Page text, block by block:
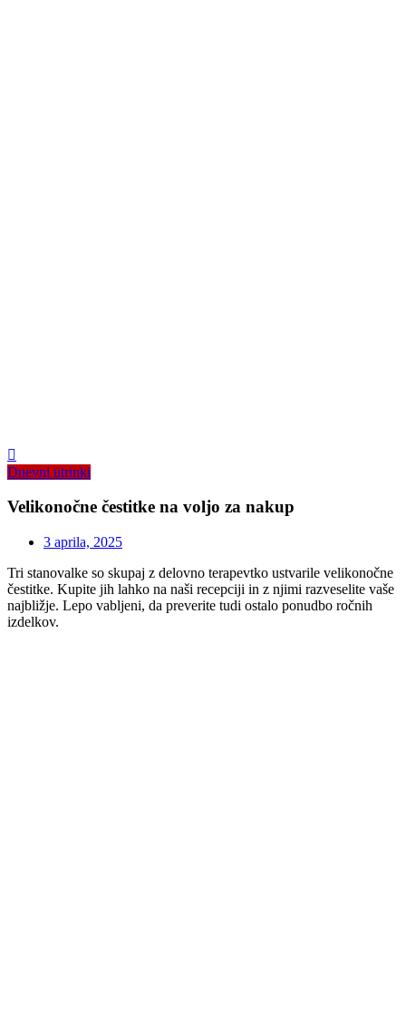
Dnevni utrinki
Velikonočne čestitke na voljo za nakup
3 aprila, 2025
Tri stanovalke so skupaj z delovno terapevtko ustvarile velikonočne
čestitke. Kupite jih lahko na naši recepciji in z njimi razveselite vaše
najbližje. Lepo vabljeni, da preverite tudi ostalo ponudbo ročnih
izdelkov.